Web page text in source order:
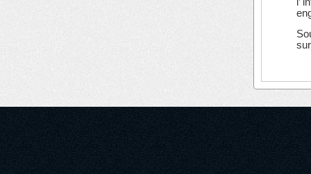
sur